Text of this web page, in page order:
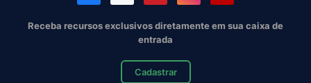
Receba recursos exclusivos diretamente em sua caixa de
entrada
Cadastrar